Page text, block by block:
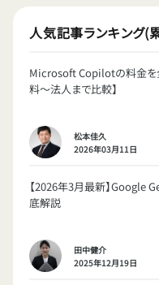
人気記事ランキング(
Microsoft Copilotの料金を
料〜法人まで比較】
松本佳久
2026年03月11日
【2026年3月最新】Google
底解説
田中健介
2025年12月19日